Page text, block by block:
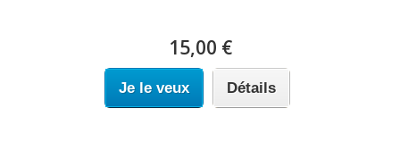
15,00 €
Je le veux Détails